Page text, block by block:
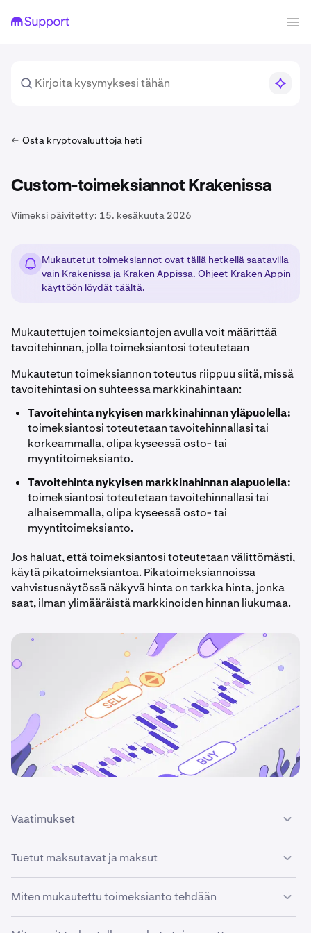
Osta kryptovaluuttoja heti
Custom-toimeksiannot Krakenissa
Viimeksi päivitetty: 15. kesäkuuta 2026
Mukautetut toimeksiannot ovat tällä hetkellä saatavilla
vain Krakenissa ja Kraken Appissa. Ohjeet Kraken Appin
käyttöön löydät täältä.
Mukautettujen toimeksiantojen avulla voit määrittää
tavoitehinnan, jolla toimeksiantosi toteutetaan
Mukautetun toimeksiannon toteutus riippuu siitä, missä
tavoitehintasi on suhteessa markkinahintaan:
Tavoitehinta nykyisen markkinahinnan yläpuolella:
toimeksiantosi toteutetaan tavoitehinnallasi tai
korkeammalla, olipa kyseessä osto- tai
myyntitoimeksianto.
Tavoitehinta nykyisen markkinahinnan alapuolella:
toimeksiantosi toteutetaan tavoitehinnallasi tai
alhaisemmalla, olipa kyseessä osto- tai
myyntitoimeksianto.
Jos haluat, että toimeksiantosi toteutetaan välittömästi,
käytä pikatoimeksiantoa. Pikatoimeksiannoissa
vahvistusnäytössä näkyvä hinta on tarkka hinta, jonka
saat, ilman ylimääräistä markkinoiden hinnan liukumaa.
Vaatimukset
Voidaksesi tehdä mukautetun toimeksiannon Kraken-
tilisi on oltavavahvistettu.
Tuetut maksutavat ja maksut
Mukautettu toimeksianto on mahdollista tehdä
seuraavilla tavoilla:
Miten mukautettu toimeksianto tehdään